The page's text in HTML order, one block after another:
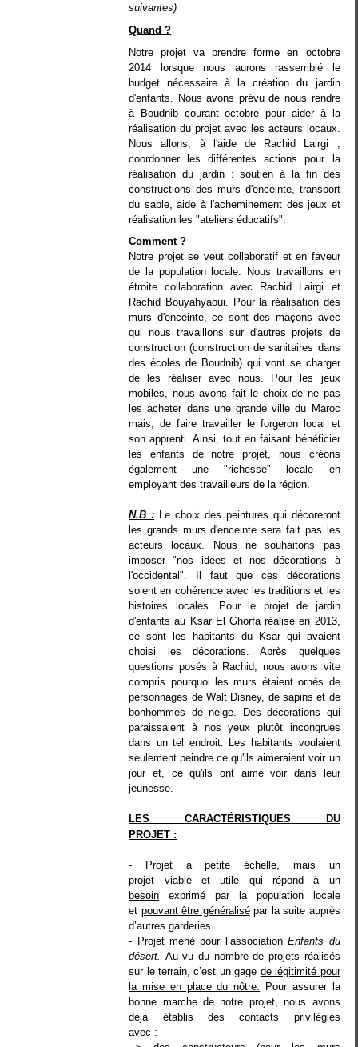
suivantes)
Quand ?
Notre projet va prendre forme en octobre
2014 lorsque nous aurons rassemblé le
budget nécessaire à la création du jardin
d'enfants. Nous avons prévu de nous rendre
à Boudnib courant octobre pour aider à la
réalisation du projet avec les acteurs locaux.
Nous allons, à l'aide de Rachid Lairgi ,
coordonner les différentes actions pour la
réalisation du jardin : soutien à la fin des
constructions des murs d'enceinte, transport
du sable, aide à l'acheminement des jeux et
réalisation les "ateliers éducatifs".
Comment ?
Notre projet se veut collaboratif et en faveur
de la population locale. Nous travaillons en
étroite collaboration avec Rachid Lairgi et
Rachid Bouyahyaoui. Pour la réalisation des
murs d'enceinte, ce sont des maçons avec
qui nous travaillons sur d'autres projets de
construction (construction de sanitaires dans
des écoles de Boudnib) qui vont se charger
de les réaliser avec nous. Pour les jeux
mobiles, nous avons fait le choix de ne pas
les acheter dans une grande ville du Maroc
mais, de faire travailler le forgeron local et
son apprenti. Ainsi, tout en faisant bénéficier
les enfants de notre projet, nous créons
également une "richesse" locale en
employant des travailleurs de la région.
N.B : Le choix des peintures qui décoreront
les grands murs d'enceinte sera fait pas les
acteurs locaux. Nous ne souhaitons pas
imposer "nos idées et nos décorations à
l'occidental". Il faut que ces décorations
soient en cohérence avec les traditions et les
histoires locales. Pour le projet de jardin
d'enfants au Ksar El Ghorfa réalisé en 2013,
ce sont les habitants du Ksar qui avaient
choisi les décorations. Après quelques
questions posés à Rachid, nous avons vite
compris pourquoi les murs étaient ornés de
personnages de Walt Disney, de sapins et de
bonhommes de neige. Des décorations qui
paraissaient à nos yeux plutôt incongrues
dans un tel endroit. Les habitants voulaient
seulement peindre ce qu'ils aimeraient voir un
jour et, ce qu'ils ont aimé voir dans leur
jeunesse.
LES CARACTÉRISTIQUES DU
PROJET :
- Projet à petite échelle, mais un
projet viableetutile qui répond à un
besoin exprimé par la population locale
et pouvant être généralisépar la suite auprès
d’autres garderies.
- Projet mené pour l’associationEnfants du
désert.
Au vu du nombre de projets réalisés
sur le terrain, c’est un gage de légitimité pour
la mise en place du nôtre.
Pour assurer la
bonne marche de notre projet, nous avons
déjà établis des contacts privilégiés
avec :